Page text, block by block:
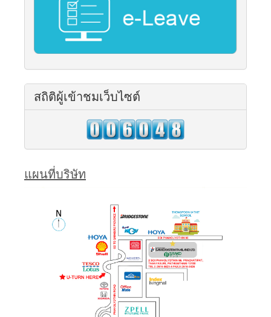
สถิติผู้เข้าชมเว็บไซต์
แผนที่บริษัท